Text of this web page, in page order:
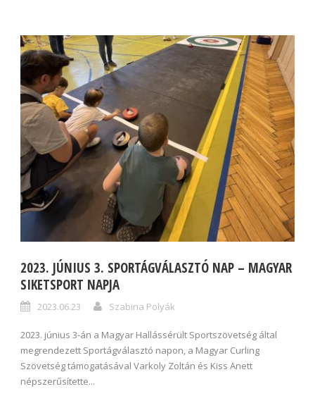
2023. JÚNIUS 3. SPORTÁGVÁLASZTÓ NAP – MAGYAR
SIKETSPORT NAPJA
2023.06.23 Szabina Polyák
2023. június 3-án a Magyar Hallássérült Sportszövetség által
megrendezett Sportágválasztó napon, a Magyar Curling
Szövetség támogatásával Varkoly Zoltán és Kiss Anett
népszerűsítette...